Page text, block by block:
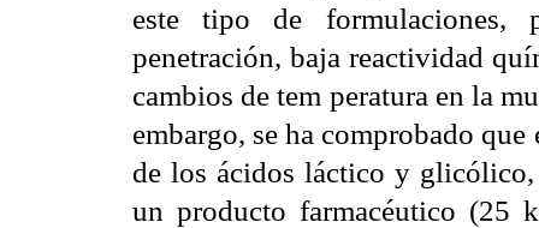
este tipo de formulaciones,
penetración, baja reactividad
cambios de tem peratura en la
embargo, se ha comprobado
de los ácidos láctico y
un producto farmacéutico (25